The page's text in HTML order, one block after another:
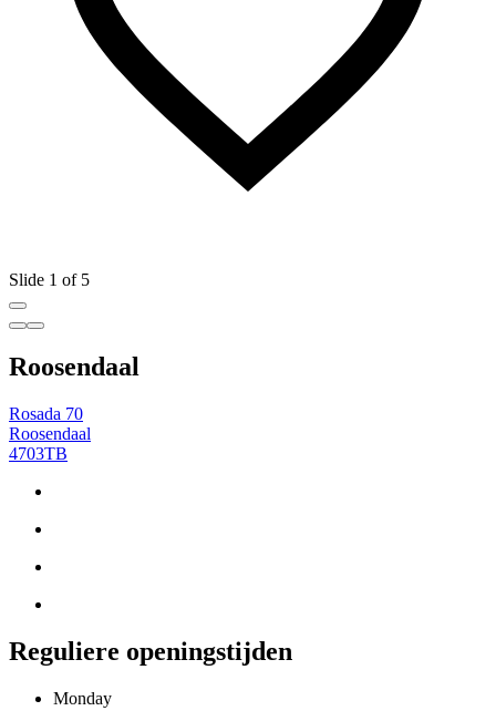
Slide 1 of 5
Roosendaal
Rosada 70
Roosendaal
4703TB
Reguliere openingstijden
Monday